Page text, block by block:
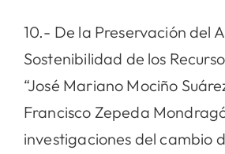
10.- De la Preservación del
Sostenibilidad de los
“José Mariano Mociño
Francisco Zepeda
investigaciones del cambio